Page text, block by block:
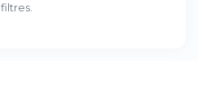
filtres.